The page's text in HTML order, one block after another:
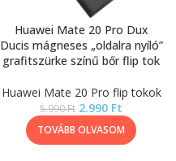
Huawei Mate 20 Pro Dux
Ducis mágneses „oldalra nyíló”
grafitszürke színű bőr flip tok
Huawei Mate 20 Pro flip tokok
5.990Ft 2.990 Ft
TOVÁBB OLVASOM